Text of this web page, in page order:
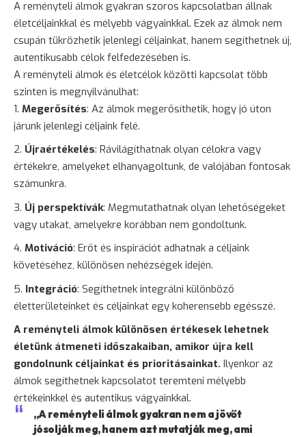
A reményteli álmok gyakran szoros kapcsolatban állnak
életcéljainkkal és mélyebb vágyainkkal. Ezek az álmok nem
csupán tükrözhetik jelenlegi céljainkat, hanem segíthetnek új,
autentikusabb célok felfedezésében is.
A reményteli álmok és életcélok közötti kapcsolat több
szinten is megnyilvánulhat:
Megerősítés: Az álmok megerősíthetik, hogy jó úton
járunk jelenlegi céljaink felé.
Újraértékelés: Rávilágíthatnak olyan célokra vagy
értékekre, amelyeket elhanyagoltunk, de valójában fontosak
számunkra.
Új perspektívák: Megmutathatnak olyan lehetőségeket
vagy utakat, amelyekre korábban nem gondoltunk.
Motiváció: Erőt és inspirációt adhatnak a céljaink
követéséhez, különösen nehézségek idején.
Integráció: Segíthetnek integrálni különböző
életterületeinket és céljainkat egy koherensebb egésszé.
A reményteli álmok különösen értékesek lehetnek
életünk átmeneti időszakaiban, amikor újra kell
gondolnunk céljainkat és prioritásainkat. Ilyenkor az
álmok segíthetnek kapcsolatot teremteni mélyebb
értékeinkkel és autentikus vágyainkkal.
„A reményteli álmok gyakran nem a jövőt
jósolják meg, hanem azt mutatják meg, ami